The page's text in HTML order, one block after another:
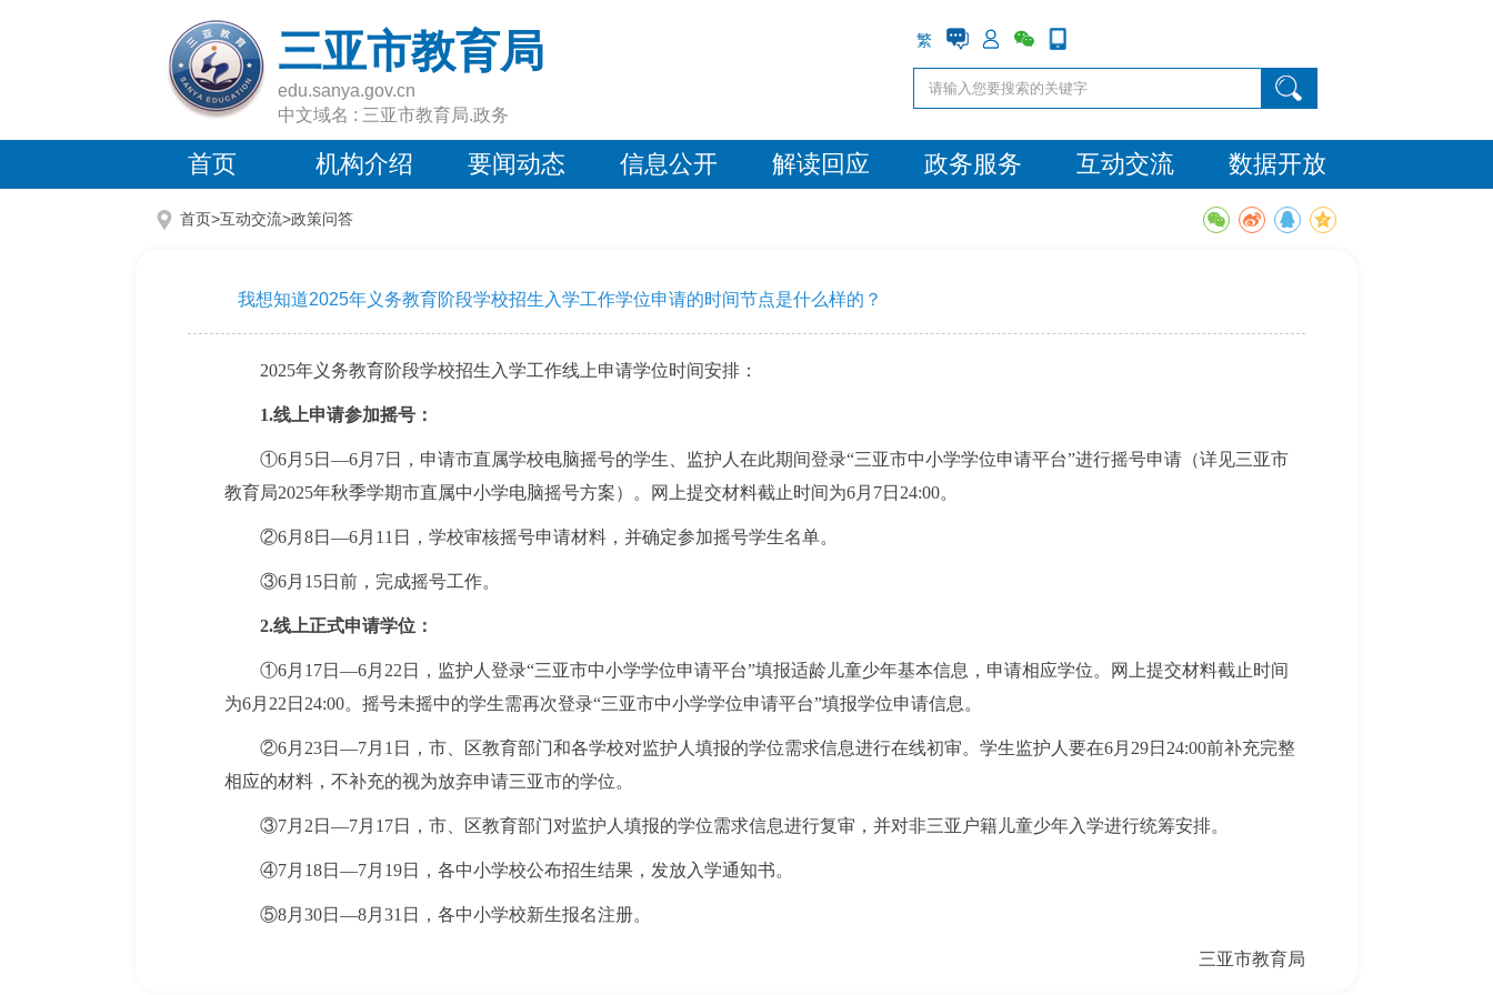
三亚市教育局
edu.sanya.gov.cn
中文域名 : 三亚市教育局.政务
繁
首页 机构介绍 要闻动态 信息公开 解读回应 政务服务 互动交流 数据开放
首页>互动交流>政策问答
我想知道2025年义务教育阶段学校招生入学工作学位申请的时间节点是什么样的？
2025年义务教育阶段学校招生入学工作线上申请学位时间安排：
1.线上申请参加摇号：
①6月5日—6月7日，申请市直属学校电脑摇号的学生、监护人在此期间登录“三亚市中小学学位申请平台”进行摇号申请（详见三亚市
教育局2025年秋季学期市直属中小学电脑摇号方案）。网上提交材料截止时间为6月7日24:00。
②6月8日—6月11日，学校审核摇号申请材料，并确定参加摇号学生名单。
③6月15日前，完成摇号工作。
2.线上正式申请学位：
①6月17日—6月22日，监护人登录“三亚市中小学学位申请平台”填报适龄儿童少年基本信息，申请相应学位。网上提交材料截止时间
为6月22日24:00。摇号未摇中的学生需再次登录“三亚市中小学学位申请平台”填报学位申请信息。
②6月23日—7月1日，市、区教育部门和各学校对监护人填报的学位需求信息进行在线初审。学生监护人要在6月29日24:00前补充完整
相应的材料，不补充的视为放弃申请三亚市的学位。
③7月2日—7月17日，市、区教育部门对监护人填报的学位需求信息进行复审，并对非三亚户籍儿童少年入学进行统筹安排。
④7月18日—7月19日，各中小学校公布招生结果，发放入学通知书。
⑤8月30日—8月31日，各中小学校新生报名注册。
三亚市教育局